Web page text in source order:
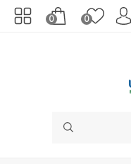
0
0